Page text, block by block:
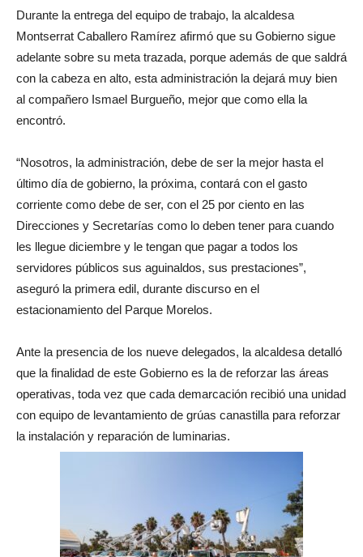
Durante la entrega del equipo de trabajo, la alcaldesa
Montserrat Caballero Ramírez afirmó que su Gobierno sigue
adelante sobre su meta trazada, porque además de que saldrá
con la cabeza en alto, esta administración la dejará muy bien
al compañero Ismael Burgueño, mejor que como ella la
encontró.
“Nosotros, la administración, debe de ser la mejor hasta el
último día de gobierno, la próxima, contará con el gasto
corriente como debe de ser, con el 25 por ciento en las
Direcciones y Secretarías como lo deben tener para cuando
les llegue diciembre y le tengan que pagar a todos los
servidores públicos sus aguinaldos, sus prestaciones”,
aseguró la primera edil, durante discurso en el
estacionamiento del Parque Morelos.
Ante la presencia de los nueve delegados, la alcaldesa detalló
que la finalidad de este Gobierno es la de reforzar las áreas
operativas, toda vez que cada demarcación recibió una unidad
con equipo de levantamiento de grúas canastilla para reforzar
la instalación y reparación de luminarias.